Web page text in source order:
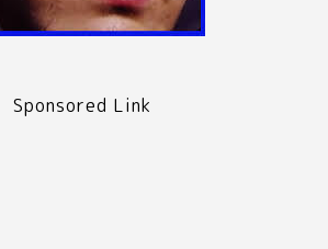
Sponsored Link